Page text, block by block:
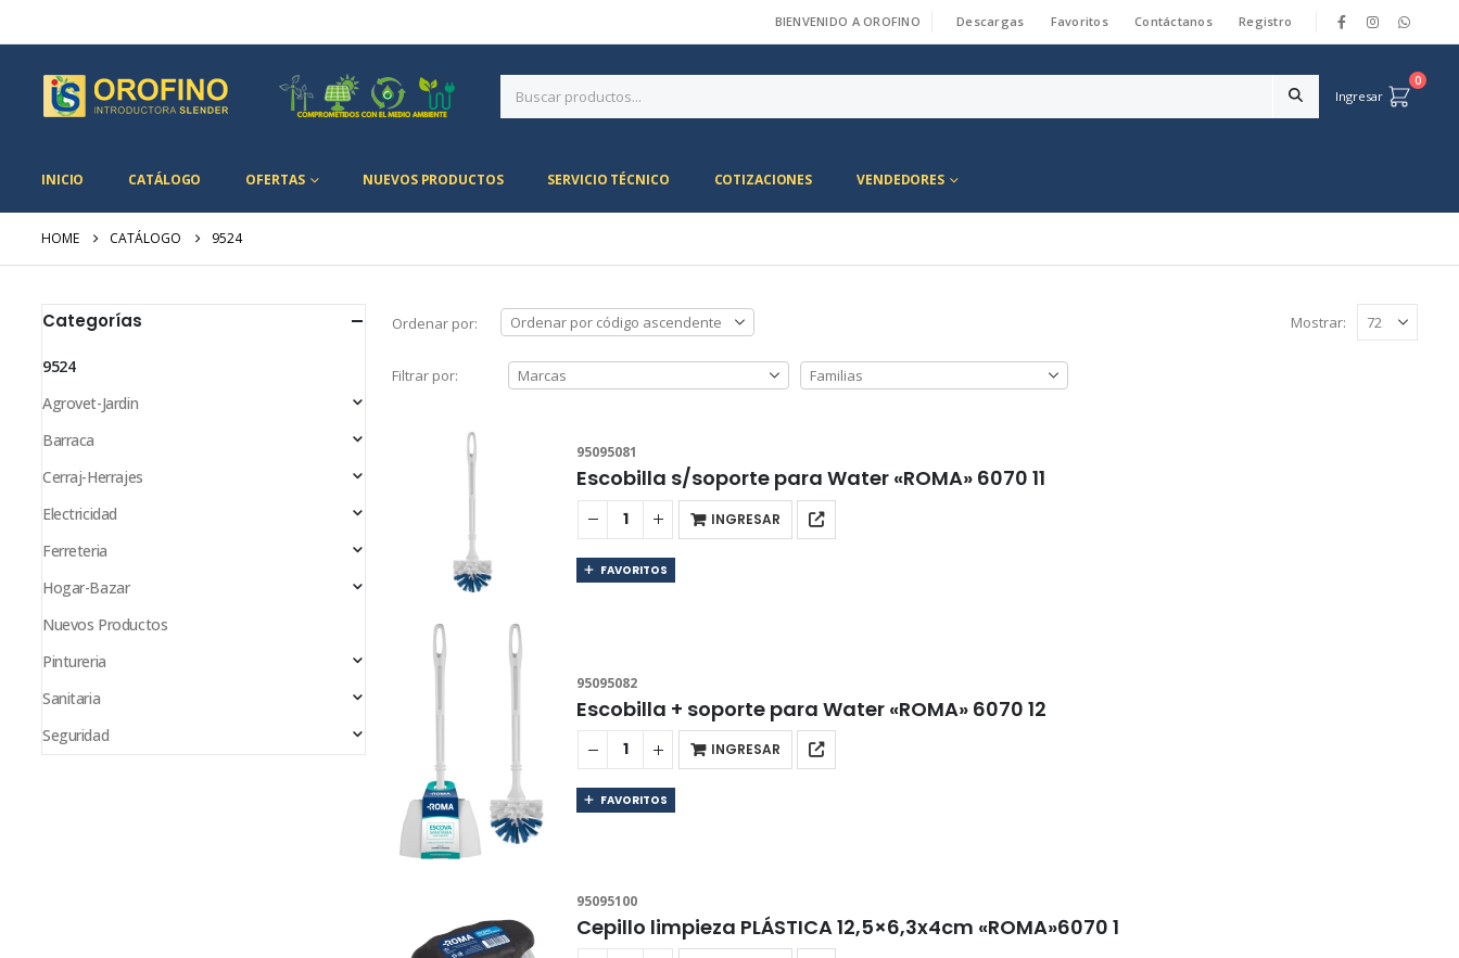
BIENVENIDO A OROFINO Descargas Favoritos Contáctanos Registro
Ingresar
0
INICIO CATÁLOGO OFERTAS NUEVOS PRODUCTOS SERVICIO TÉCNICO COTIZACIONES VENDEDORES
HOME CATÁLOGO 9524
Ordenar por: Mostrar:
Filtrar por:
95095081
Escobilla s/soporte para Water «ROMA» 6070 11
INGRESAR
FAVORITOS
95095082
Escobilla + soporte para Water «ROMA» 6070 12
INGRESAR
FAVORITOS
95095100
Cepillo limpieza PLÁSTICA 12,5×6,3x4cm «ROMA»6070 1
Categorías
9524
Agrovet-Jardin
Barraca
Cerraj-Herrajes
Electricidad
Ferreteria
Hogar-Bazar
Nuevos Productos
Pintureria
Sanitaria
Seguridad